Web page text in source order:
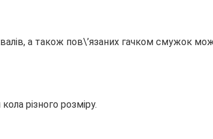
а також пов\’язаних гачком смужок
різного розміру.